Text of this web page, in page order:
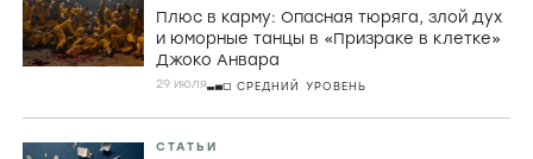
Плюс в карму: Опасная тюряга, злой дух
и юморные танцы в «Призраке в клетке»
Джоко Анвара
29 июля СРЕДНИЙ УРОВЕНЬ
СТАТЬИ